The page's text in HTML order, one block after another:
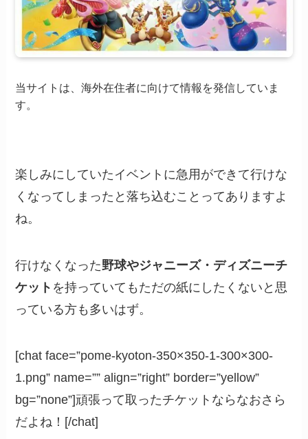
当サイトは、海外在住者に向けて情報を発信していま
す。
楽しみにしていたイベントに急用ができて行けな
くなってしまったと落ち込むことってありますよ
ね。
行けなくなった野球やジャニーズ・ディズニーチ
ケット を持っていてもただの紙にしたくないと思
っている方も多いはず。
[chat face=”pome-kyoton-350×350-1-300×300-
1.png” name=”” align=”right” border=”yellow”
bg=”none”]頑張って取ったチケットならなおさら
だよね！[/chat]